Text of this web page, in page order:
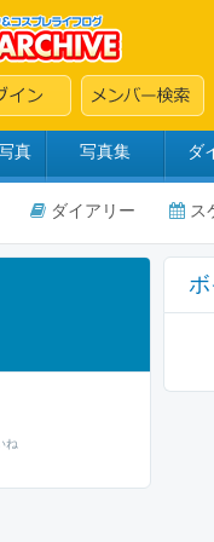
真 写真集 ダ
ダイアリー ス
ね
ボ